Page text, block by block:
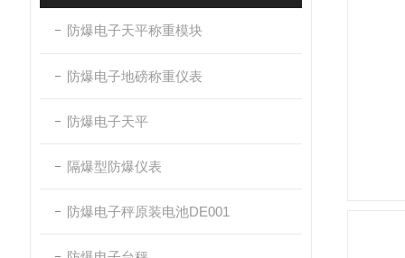
防爆电子天平称重模块
防爆电子地磅称重仪表
防爆电子天平
隔爆型防爆仪表
防爆电子秤原装电池DE001